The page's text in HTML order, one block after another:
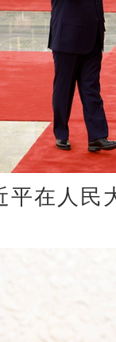
平在人民